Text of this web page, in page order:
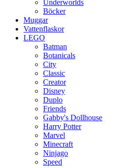
Underworlds
Böcker
Muggar
Vattenflaskor
LEGO
Batman
Botanicals
City
Classic
Creator
Disney
Duplo
Friends
Gabby's Dollhouse
Harry Potter
Marvel
Minecraft
Ninjago
Speed